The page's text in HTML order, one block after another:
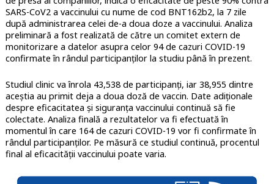
SARS-CoV2 a vaccinului cu nume de cod BNT162b2, la 7 zile
după administrarea celei de-a doua doze a vaccinului. Analiza
preliminară a fost realizată de către un comitet extern de
monitorizare a datelor asupra celor 94 de cazuri COVID-19
confirmate în rândul participanților la studiu până în prezent.
Studiul clinic va înrola 43,538 de participanți, iar 38,955 dintre
aceștia au primit deja a doua doză de vaccin. Date adiționale
despre eficacitatea și siguranța vaccinului continuă să fie
colectate. Analiza finală a rezultatelor va fi efectuată în
momentul în care 164 de cazuri COVID-19 vor fi confirmate în
rândul participanților. Pe măsură ce studiul continuă, procentul
final al eficacității vaccinului poate varia.